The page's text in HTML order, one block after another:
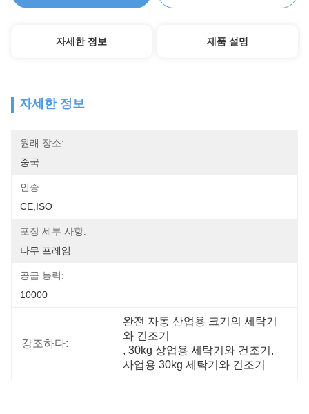
자세한 정보 제품 설명
자세한 정보
원래 장소:
중국
인증:
CE,ISO
포장 세부 사항:
나무 프레임
공급 능력:
10000
강조하다:
완전 자동 산업용 크기의 세탁기
와 건조기
, 30kg 상업용 세탁기와 건조기 ,
사업용 30kg 세탁기와 건조기